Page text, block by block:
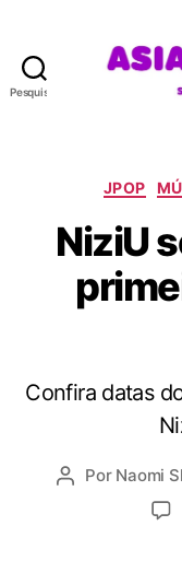
Pesquisar
JPOP
NiziU
Confira datas
A Por Naomi